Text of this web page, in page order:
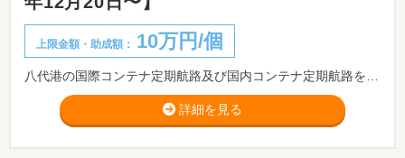
上限金額・助成額： 10万円/個
詳細を見る